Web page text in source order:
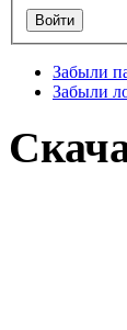
Забыли
Забыли